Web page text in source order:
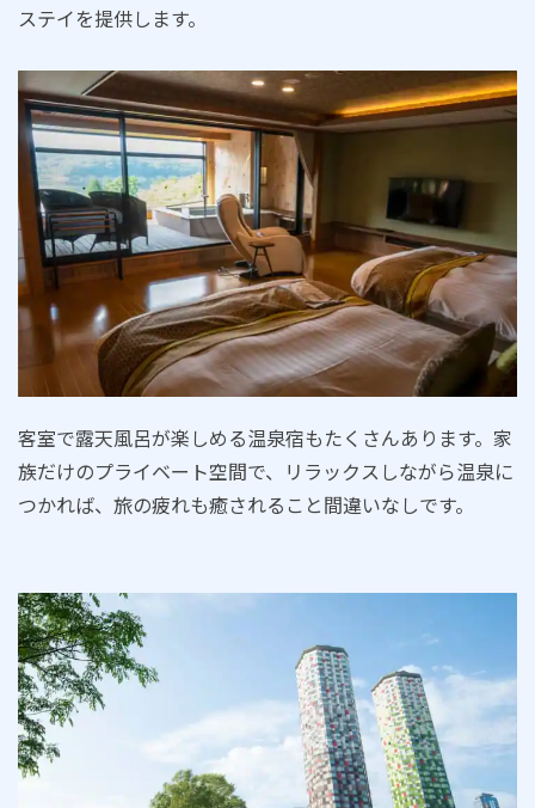
ステイを提供します。
客室で露天風呂が楽しめる温泉宿もたくさんあります。家
族だけのプライベート空間で、リラックスしながら温泉に
つかれば、旅の疲れも癒されること間違いなしです。